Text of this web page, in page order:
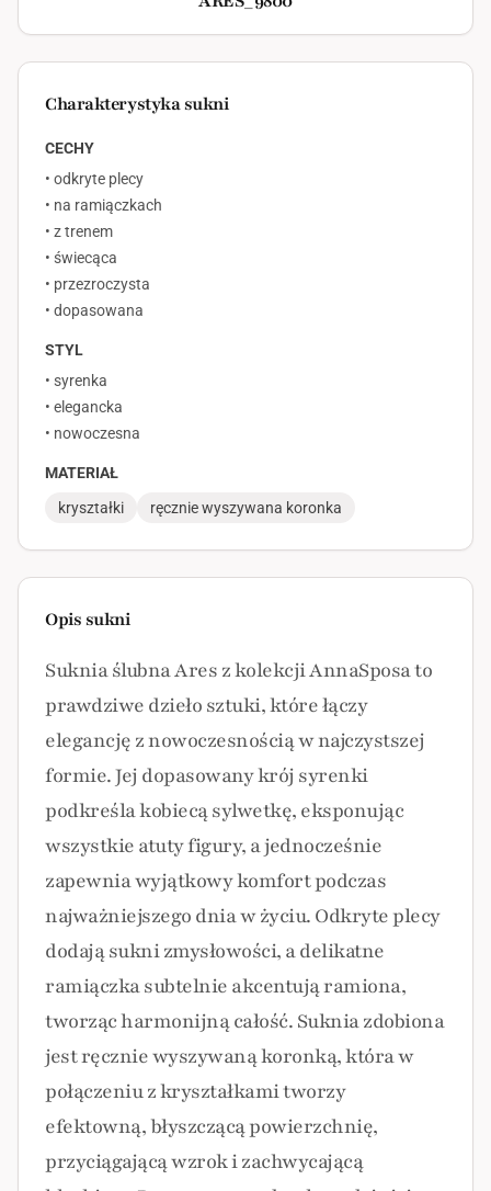
Charakterystyka sukni
CECHY
• odkryte plecy
• na ramiączkach
• z trenem
• świecąca
• przezroczysta
• dopasowana
STYL
• syrenka
• elegancka
• nowoczesna
MATERIAŁ
kryształki
ręcznie wyszywana koronka
Opis sukni
Suknia ślubna Ares z kolekcji AnnaSposa to
prawdziwe dzieło sztuki, które łączy
elegancję z nowoczesnością w najczystszej
formie. Jej dopasowany krój syrenki
podkreśla kobiecą sylwetkę, eksponując
wszystkie atuty figury, a jednocześnie
zapewnia wyjątkowy komfort podczas
najważniejszego dnia w życiu. Odkryte plecy
dodają sukni zmysłowości, a delikatne
ramiączka subtelnie akcentują ramiona,
tworząc harmonijną całość. Suknia zdobiona
jest ręcznie wyszywaną koronką, która w
połączeniu z kryształkami tworzy
efektowną, błyszczącą powierzchnię,
przyciągającą wzrok i zachwycającą